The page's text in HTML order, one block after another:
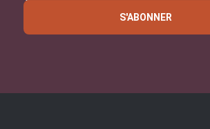
S'ABONNER